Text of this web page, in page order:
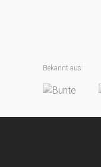
Bekannt aus: